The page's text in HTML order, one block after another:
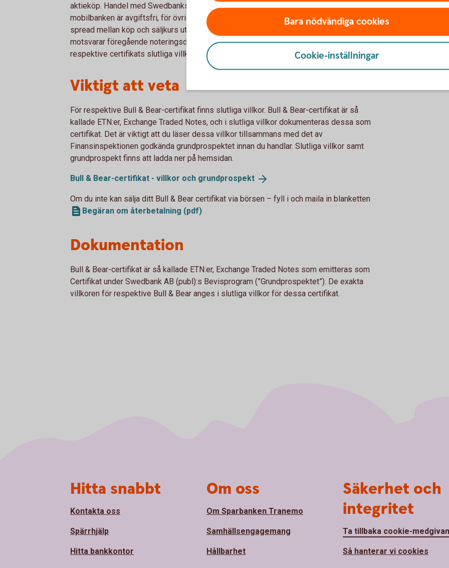
aktieköp. Handel med Swedbanks Bull & Bear-certifikat i internetbanken och
mobilbanken är avgiftsfri, för övriga kanaler gäller ordinarie prislista. Vid handel tas en
spread mellan köp och säljkurs ut. Ett certifikats värde vid marknadens öppning
motsvarar föregående noteringsdags stängningskurs justerat med marginaluttag. Se
respektive certifikats slutliga villkor för mer information om marginaluttag.
Viktigt att veta
För respektive Bull & Bear-certifikat finns slutliga villkor. Bull & Bear-certifikat är så
kallade ETN:er, Exchange Traded Notes, och i slutliga villkor dokumenteras dessa som
certifikat. Det är viktigt att du läser dessa villkor tillsammans med det av
Finansinspektionen godkända grundprospektet innan du handlar. Slutliga villkor samt
grundprospekt finns att ladda ner på hemsidan.
Bull & Bear-certifikat - villkor och grundprospekt
Om du inte kan sälja ditt Bull & Bear certifikat via börsen – fyll i och maila in blanketten
Begäran om återbetalning (pdf)
Dokumentation
Bull & Bear-certifikat är så kallade ETN:er, Exchange Traded Notes som emitteras som
Certifikat under Swedbank AB (publ):s Bevisprogram (”Grundprospektet”). De exakta
villkoren för respektive Bull & Bear anges i slutliga villkor för dessa certifikat.
Bara nödvändiga cookies
Cookie-inställningar
Hitta snabbt
Kontakta oss
Spärrhjälp
Hitta bankkontor
Om oss
Om Sparbanken Tranemo
Samhällsengagemang
Hållbarhet
Säkerhet och
integritet
Ta tillbaka cookie-
Så hanterar vi cookies